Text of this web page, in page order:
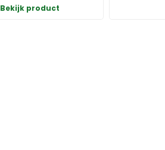
Bekijk product